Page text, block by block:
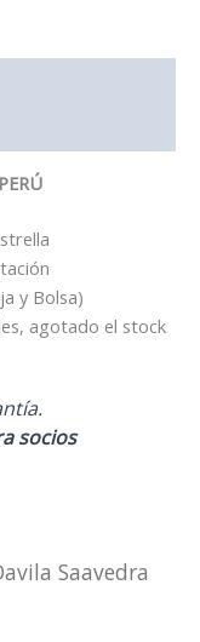
y Bolsa)
agotado el stock
socios
Saavedra